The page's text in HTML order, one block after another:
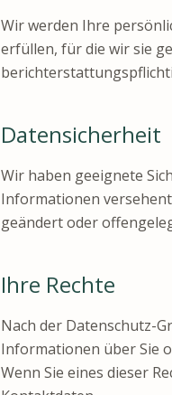
Wir werden Ihre
erfüllen, für die wir sie
Datensicherheit
Wir haben geeignete
Informationen
geändert oder
Ihre Rechte
Nach der Datenschutz-
Informationen über Sie
Wenn Sie eines dieser